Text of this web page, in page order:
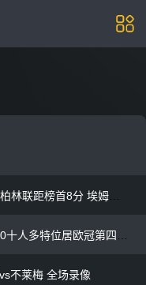
不莱梅 全场录像